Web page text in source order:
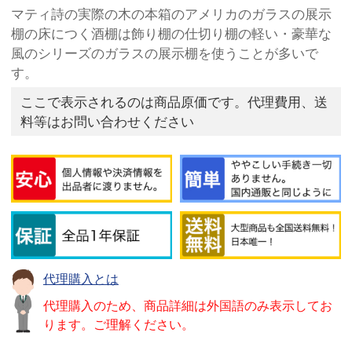
マティ詩の実際の木の本箱のアメリカのガラスの展示
棚の床につく酒棚は飾り棚の仕切り棚の軽い・豪華な
風のシリーズのガラスの展示棚を使うことが多いで
す。
ここで表示されるのは商品原価です。代理費用、送
料等はお問い合わせください
代理購入とは
代理購入のため、商品詳細は外国語のみ表示してお
ります。ご理解ください。